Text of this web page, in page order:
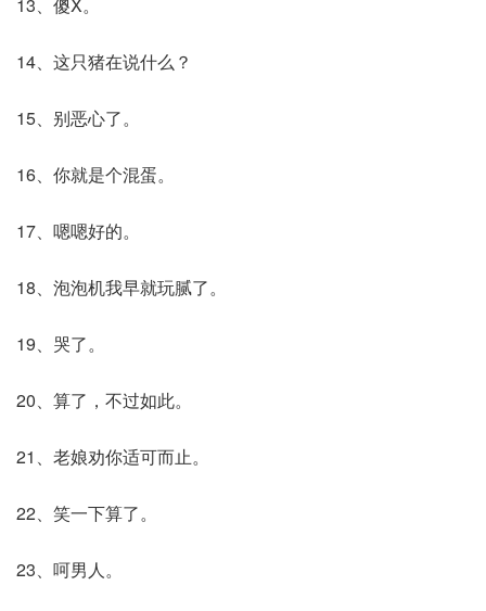
14、这只猪在说什么？
15、别恶心了。
16、你就是个混蛋。
17、嗯嗯好的。
18、泡泡机我早就玩腻了。
19、哭了。
20、算了，不过如此。
21、老娘劝你适可而止。
22、笑一下算了。
23、呵男人。